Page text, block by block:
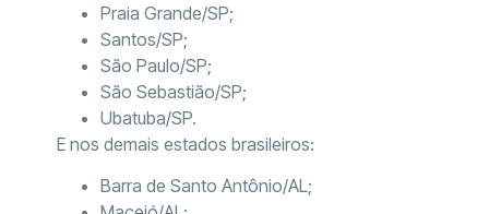
Praia Grande/SP;
Santos/SP;
São Paulo/SP;
São Sebastião/SP;
Ubatuba/SP.
E nos demais estados brasileiros:
Barra de Santo Antônio/AL;